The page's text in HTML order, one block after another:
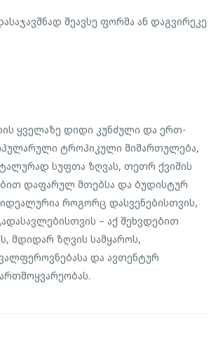
შეავსე ფორმა ან დაგვირეკე
ყველაზე დიდი კუნძული და ერთ-
ტროპიკული მიმართულება,
სუფთა ზღვას, თეთრ ქვიშის
დაფარულ მთებსა და ბუდისტურ
როგორც დასვენებისთვის,
– აქ შეხვდებით
მდიდარ ზღვის სამყაროს,
და ავთენტურ